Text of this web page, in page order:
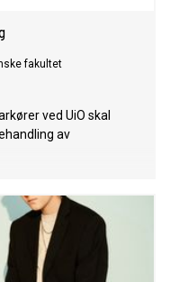
fakultet
ved UiO skal
av